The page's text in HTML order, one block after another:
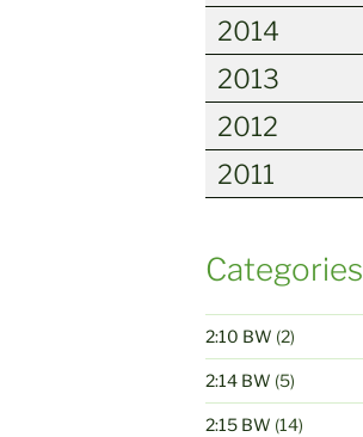
2014
2013
2012
2011
Categories
2:10 BW (2)
2:14 BW (5)
2:15 BW (14)